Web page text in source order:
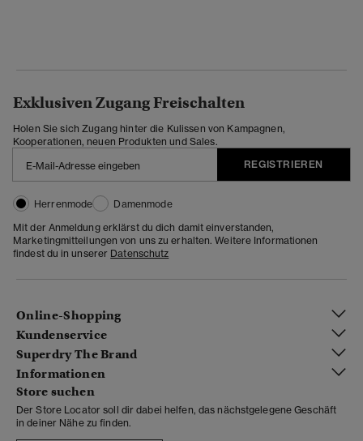
Exklusiven Zugang Freischalten
Holen Sie sich Zugang hinter die Kulissen von Kampagnen,
Kooperationen, neuen Produkten und Sales.
REGISTRIEREN
Herrenmode
Damenmode
Mit der Anmeldung erklärst du dich damit einverstanden,
Marketingmitteilungen von uns zu erhalten. Weitere Informationen
findest du in unserer Datenschutz
Online-Shopping
Kundenservice
Superdry The Brand
Informationen
Store suchen
Der Store Locator soll dir dabei helfen, das nächstgelegene Geschäft
in deiner Nähe zu finden.